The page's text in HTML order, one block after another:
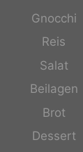
Gnocchi
Reis
Salat
Beilagen
Brot
Dessert